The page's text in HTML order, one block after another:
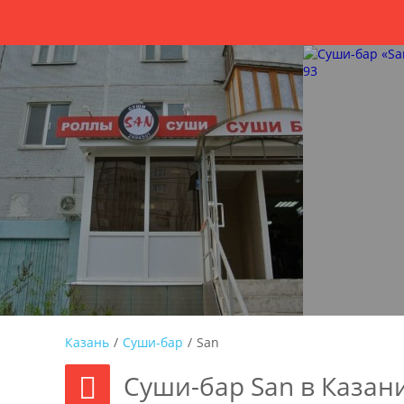
Казань / Суши-бар / San
Суши-бар San в